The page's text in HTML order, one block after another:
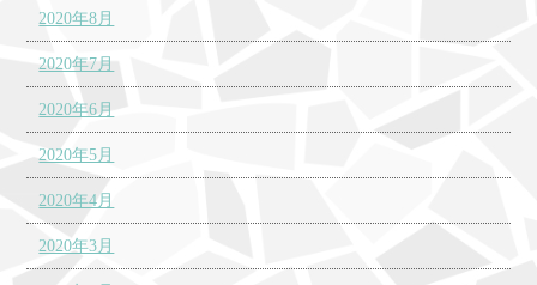
2020年8月
2020年7月
2020年6月
2020年5月
2020年4月
2020年3月